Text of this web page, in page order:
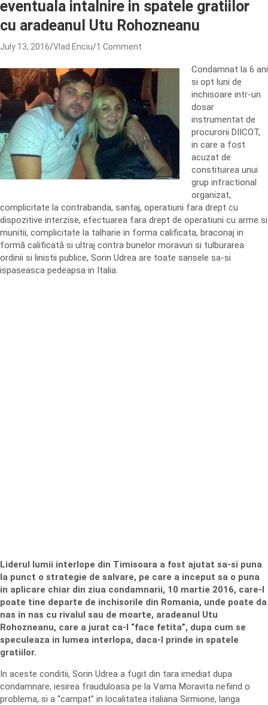
eventuala intalnire in spatele gratiilor
cu aradeanul Utu Rohozneanu
July 13, 2016 Vlad Enciu 1 Comment
Condamnat la 6 ani
si opt luni de
inchisoare intr-un
dosar
instrumentat de
procurorii DIICOT,
in care a fost
acuzat de
constituirea unui
grup infractional
organizat,
complicitate la contrabanda, santaj, operatiuni fara drept cu
dispozitive interzise, efectuarea fara drept de operatiuni cu arme si
munitii, complicitate la talharie in forma calificata, braconaj in
formă calificată si ultraj contra bunelor moravuri si tulburarea
ordinii si linistii publice, Sorin Udrea are toate sansele sa-si
ispaseasca pedeapsa in Italia.
Liderul lumii interlope din Timisoara a fost ajutat sa-si puna
la punct o strategie de salvare, pe care a inceput sa o puna
in aplicare chiar din ziua condamnarii, 10 martie 2016, care-l
poate tine departe de inchisorile din Romania, unde poate da
nas in nas cu rivalul sau de moarte, aradeanul Utu
Rohozneanu, care a jurat ca-l “face fetita”, dupa cum se
speculeaza in lumea interlopa, daca-l prinde in spatele
gratiilor.
In aceste conditii, Sorin Udrea a fugit din tara imediat dupa
condamnare, iesirea frauduloasa pe la Vama Moravita nefiind o
problema, si a “campat” in localitatea italiana Sirmione, langa